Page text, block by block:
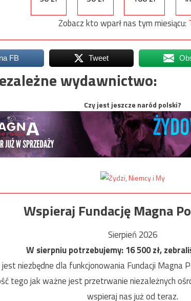
Zobacz kto wparł nas tym miesiącu:
FB Tweet
wydawnictwo:
Czy jest jeszcze naród polski?
Wspieraj Fundację Magna
Sierpień 2026
W sierpniu potrzebujemy:16 500zł,
niezbędne dla funkcjonowania Fundacji Magna
tego jak ważne jest przetrwanie niezależnych
wspieraj nas już od teraz.